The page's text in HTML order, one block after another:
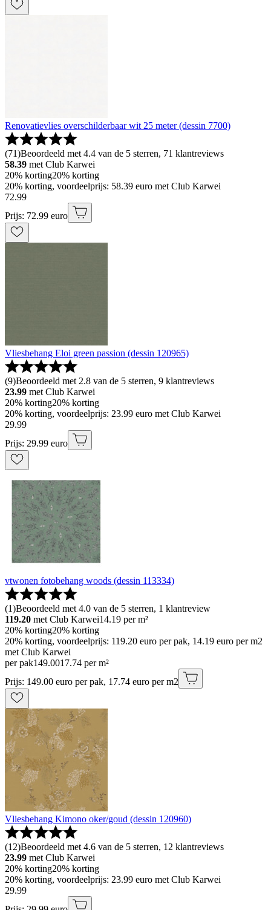
Renovatievlies overschilderbaar wit 25 meter (dessin 7700)
(71)Beoordeeld met 4.4 van de 5 sterren, 71 klantreviews
58.39 met Club Karwei
20% korting20% korting
20% korting, voordeelprijs: 58.39 euro met Club Karwei
72.99
Prijs: 72.99 euro
Vliesbehang Eloi green passion (dessin 120965)
(9)Beoordeeld met 2.8 van de 5 sterren, 9 klantreviews
23.99 met Club Karwei
20% korting20% korting
20% korting, voordeelprijs: 23.99 euro met Club Karwei
29.99
Prijs: 29.99 euro
vtwonen fotobehang woods (dessin 113334)
(1)Beoordeeld met 4.0 van de 5 sterren, 1 klantreview
119.20 met Club Karwei14.19 per m²
20% korting20% korting
20% korting, voordeelprijs: 119.20 euro per pak, 14.19 euro per m2
met Club Karwei
per pak149.0017.74 per m²
Prijs: 149.00 euro per pak, 17.74 euro per m2
Vliesbehang Kimono oker/goud (dessin 120960)
(12)Beoordeeld met 4.6 van de 5 sterren, 12 klantreviews
23.99 met Club Karwei
20% korting20% korting
20% korting, voordeelprijs: 23.99 euro met Club Karwei
29.99